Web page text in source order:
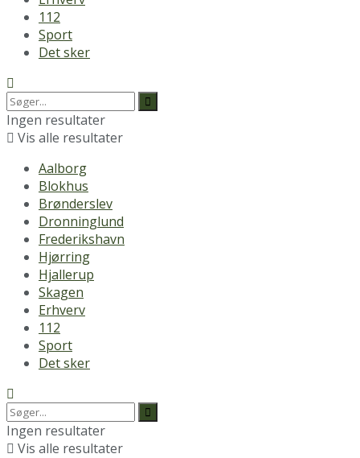
112
Sport
Det sker
Ingen resultater
Vis alle resultater
Aalborg
Blokhus
Brønderslev
Dronninglund
Frederikshavn
Hjørring
Hjallerup
Skagen
Erhverv
112
Sport
Det sker
Ingen resultater
Vis alle resultater